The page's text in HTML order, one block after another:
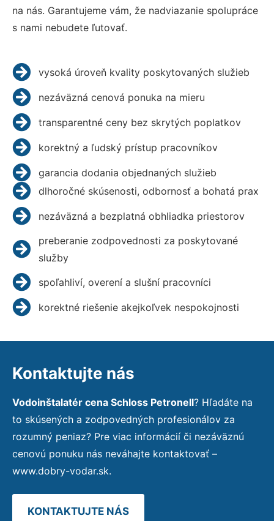
na nás. Garantujeme vám, že nadviazanie spolupráce
s nami nebudete ľutovať.
vysoká úroveň kvality poskytovaných služieb
nezáväzná cenová ponuka na mieru
transparentné ceny bez skrytých poplatkov
korektný a ľudský prístup pracovníkov
garancia dodania objednaných služieb
dlhoročné skúsenosti, odbornosť a bohatá prax
nezáväzná a bezplatná obhliadka priestorov
preberanie zodpovednosti za poskytované
služby
spoľahliví, overení a slušní pracovníci
korektné riešenie akejkoľvek nespokojnosti
Kontaktujte nás
Vodoinštalatér cena Schloss Petronell? Hľadáte na
to skúsených a zodpovedných profesionálov za
rozumný peniaz? Pre viac informácií či nezáväznú
cenovú ponuku nás neváhajte kontaktovať –
www.dobry-vodar.sk.
KONTAKTUJTE NÁS